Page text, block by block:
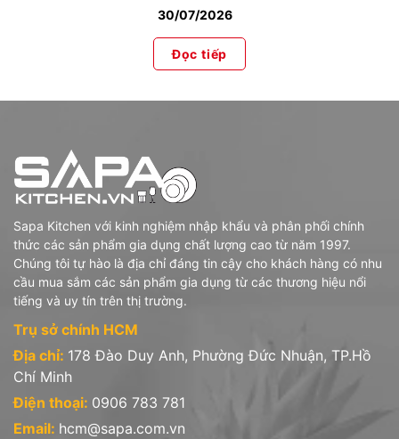
30/07/2026
Đọc tiếp
Sapa Kitchen với kinh nghiệm nhập khẩu và phân phối chính
thức các sản phẩm gia dụng chất lượng cao từ năm 1997.
Chúng tôi tự hào là địa chỉ đáng tin cậy cho khách hàng có nhu
cầu mua sắm các sản phẩm gia dụng từ các thương hiệu nổi
tiếng và uy tín trên thị trường.
Trụ sở chính HCM
Địa chỉ: 178 Đào Duy Anh, Phường Đức Nhuận, TP.Hồ
Chí Minh
Điện thoại: 0906 783 781
Email: hcm@sapa.com.vn